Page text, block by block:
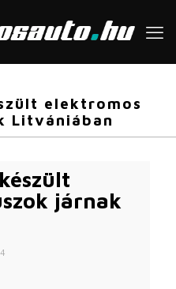
elektromos
Litvániában
járnak